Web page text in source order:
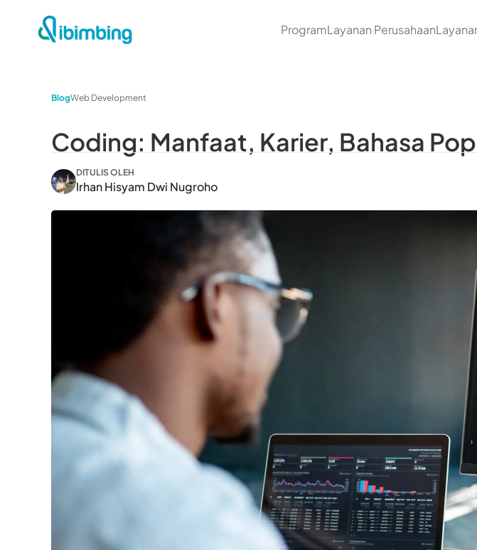
ProgramLayanan Perusahaan
BlogWeb Development
Coding: Manfaat, Karier, Bahasa
DITULIS OLEH
Irhan Hisyam Dwi Nugroho